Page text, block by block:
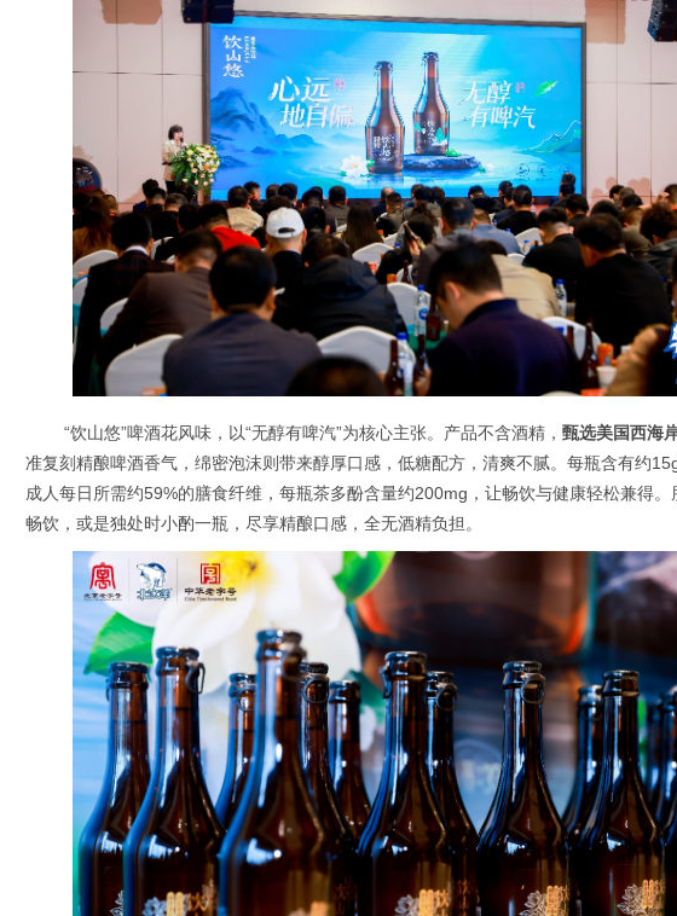
“饮山悠”啤酒花风味，以“无醇有啤汽”为核心主张。产品不含酒精， 甄选美国西海
准复刻精酿啤酒香气，绵密泡沫则带来醇厚口感，低糖配方，清爽不腻。每瓶含有约
成人每日所需约59%的膳食纤维，每瓶茶多酚含量约200mg，让畅饮与健康轻松兼得。
畅饮，或是独处时小酌一瓶，尽享精酿口感，全无酒精负担。